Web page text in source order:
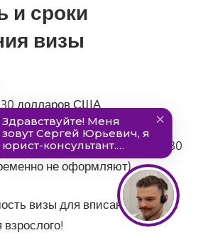
и сроки
визы
долларов США
долларов США
для граждан Беларуси — 230
не оформляют)
визы для вписанных детей
взрослого!